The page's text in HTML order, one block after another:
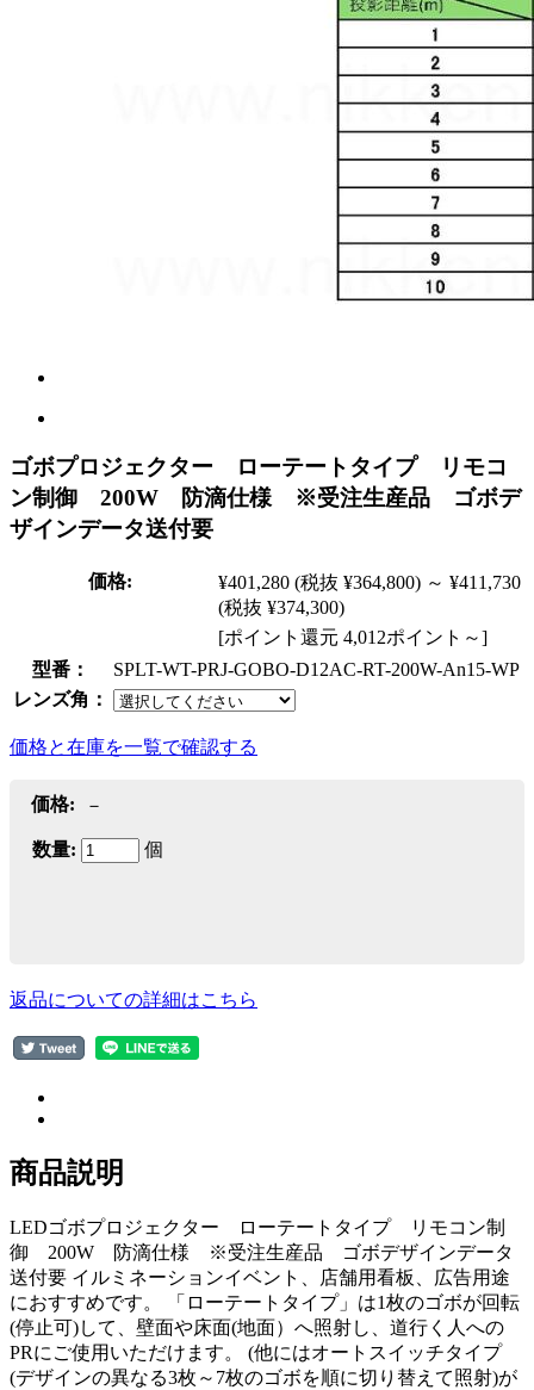
ゴボプロジェクター ローテートタイプ リモコ
ン制御 200W 防滴仕様 ※受注生産品 ゴボデ
ザインデータ送付要
価格: ¥401,280 (税抜 ¥364,800) ～ ¥411,730
(税抜 ¥374,300)
[ポイント還元 4,012ポイント～]
型番：
SPLT-WT-PRJ-GOBO-D12AC-RT-200W-An15-WP
レンズ角：
価格と在庫を一覧で確認する
価格: －
数量: 個
返品についての詳細はこちら
商品説明
LEDゴボプロジェクター ローテートタイプ リモコン制
御 200W 防滴仕様 ※受注生産品 ゴボデザインデータ
送付要 イルミネーションイベント、店舗用看板、広告用途
におすすめです。 「ローテートタイプ」は1枚のゴボが回転
(停止可)して、壁面や床面(地面）へ照射し、道行く人への
PRにご使用いただけます。 (他にはオートスイッチタイプ
(デザインの異なる3枚～7枚のゴボを順に切り替えて照射)が